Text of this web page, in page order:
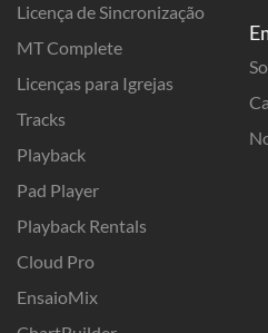
Licença de Sincronização
MT Complete
Licenças para Igrejas
Tracks
Playback
Pad Player
Playback Rentals
Cloud Pro
EnsaioMix